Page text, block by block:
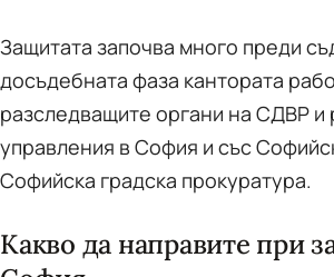
Защитата започва много преди
досъдебната фаза кантората
разследващите органи на СДВР и
управления в София и със
Софийска градска прокуратура.
Какво да направите при